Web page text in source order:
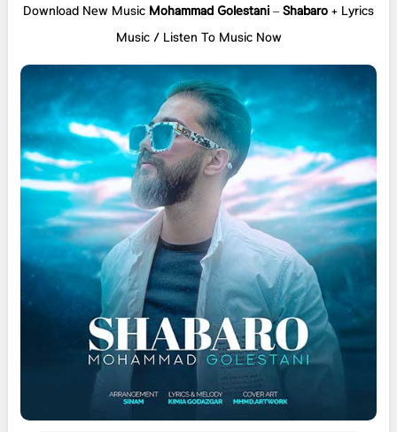
Download New Music Mohammad Golestani–Shabaro+ Lyrics
Music / Listen To Music Now